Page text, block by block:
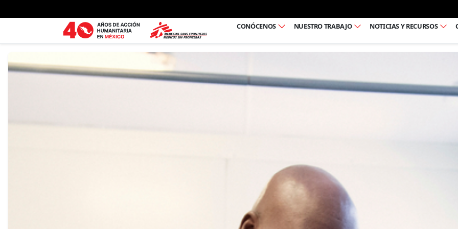
CONÓCENOS
NUESTRO TRABAJO NOTICIAS Y RECURSOS